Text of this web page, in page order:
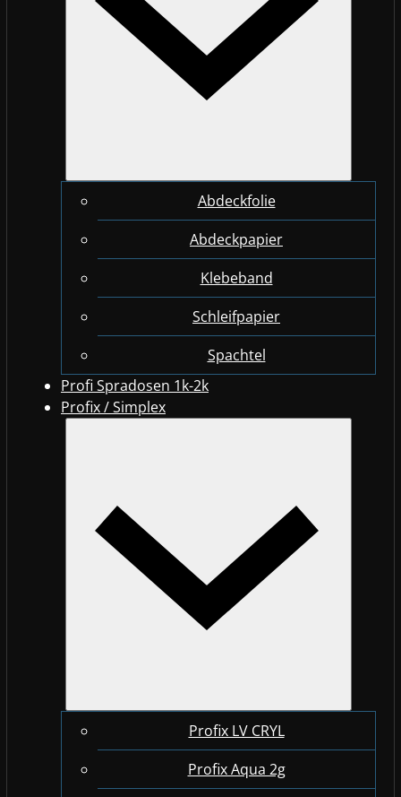
Abdeckfolie
Abdeckpapier
Klebeband
Schleifpapier
Spachtel
Profi Spradosen 1k-2k
Profix / Simplex
Profix LV CRYL
Profix Aqua 2g